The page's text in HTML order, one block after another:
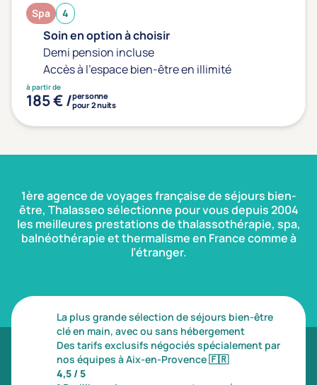
Spa 4
Soin en option à choisir
Demi pension incluse
Accès à l'espace bien-être en illimité
à partir de
185 € /personne
pour 2 nuits
1ère agence de voyages française de séjours bien-
être, Thalasseo sélectionne pour vous depuis 2004
les meilleures prestations de thalassothérapie, spa,
balnéothérapie et thermalisme en France comme à
l’étranger.
La plus grande sélection de séjours bien-être
clé en main, avec ou sans hébergement
Des tarifs exclusifs négociés spécialement par
nos équipes à Aix-en-Provence🇫🇷
4,5 / 5